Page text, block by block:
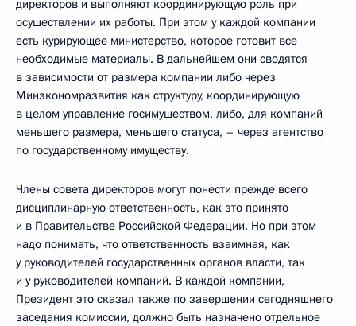
директоров и выполняют координирующую роль при
осуществлении их работы. При этом у каждой компании
есть курирующее министерство, которое готовит все
необходимые материалы. В дальнейшем они сводятся
в зависимости от размера компании либо через
Минэкономразвития как структуру, координирующую
в целом управление госимуществом, либо, для компаний
меньшего размера, меньшего статуса, – через агентство
по государственному имуществу.
Члены совета директоров могут понести прежде всего
дисциплинарную ответственность, как это принято
и в Правительстве Российской Федерации. Но при этом
надо понимать, что ответственность взаимная, как
у руководителей государственных органов власти, так
и у руководителей компаний. В каждой компании,
Президент это сказал также по завершении сегодняшнего
заседания комиссии, должно быть назначено отдельное